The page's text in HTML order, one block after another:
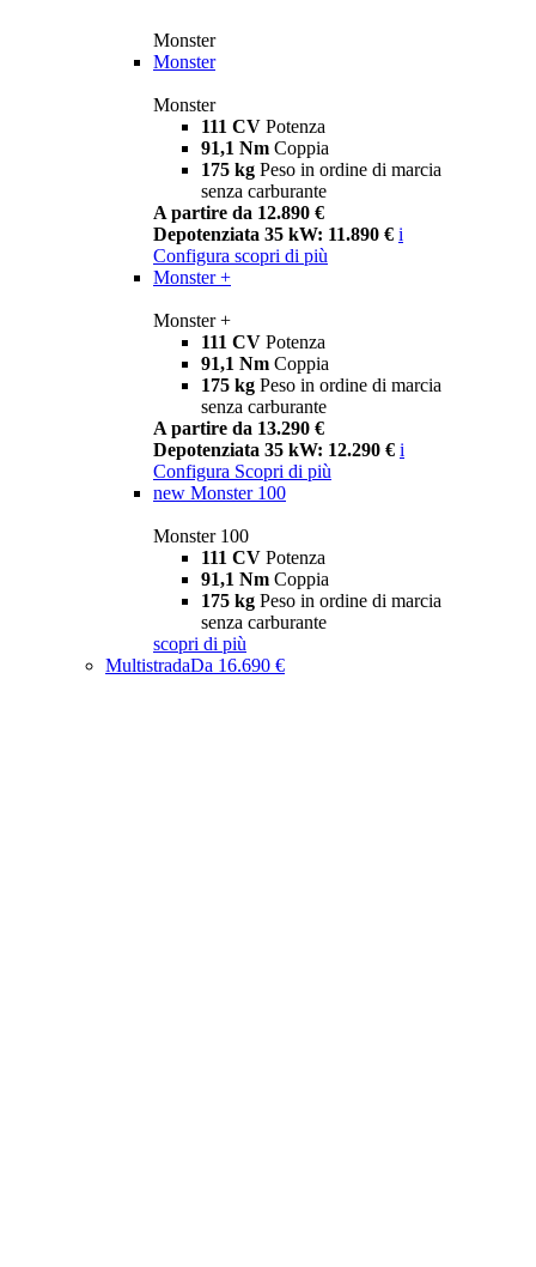
Monster
Monster
Monster
111 CV Potenza
91,1 Nm Coppia
175 kg Peso in ordine di marcia
senza carburante
A partire da 12.890 €
Depotenziata 35 kW: 11.890 € i
Configura scopri di più
Monster +
Monster +
111 CV Potenza
91,1 Nm Coppia
175 kg Peso in ordine di marcia
senza carburante
A partire da 13.290 €
Depotenziata 35 kW: 12.290 € i
Configura Scopri di più
new Monster 100
Monster 100
111 CV Potenza
91,1 Nm Coppia
175 kg Peso in ordine di marcia
senza carburante
scopri di più
MultistradaDa 16.690 €